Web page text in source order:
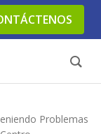
Problemas